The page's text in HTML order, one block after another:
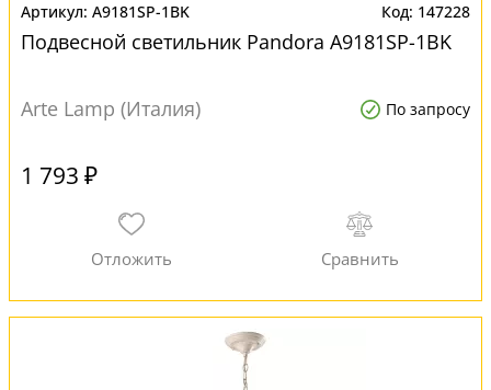
A9181SP-1BK 147228
Подвесной светильник Pandora A9181SP-1BK
Arte Lamp (Италия) По запросу
1 793 ₽